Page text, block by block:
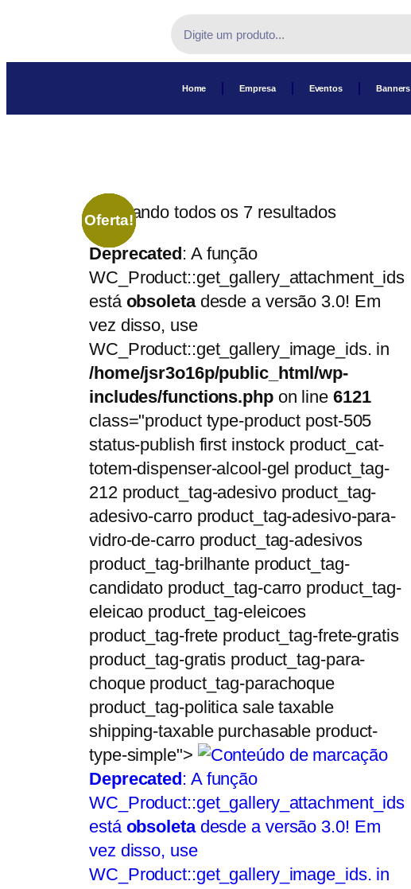
Home Empresa Eventos Banners
Mostrando todos os 7 resultados
Deprecated: A função
WC_Product::get_gallery_attachment_ids
está obsoletadesde a versão 3.0! Em
vez disso, use
WC_Product::get_gallery_image_ids. in
/home/jsr3o16p/public_html/wp-
includes/functions.phpon line 6121
class="product type-product post-505
status-publish first instock product_cat-
totem-dispenser-alcool-gel product_tag-
212 product_tag-adesivo product_tag-
adesivo-carro product_tag-adesivo-para-
vidro-de-carro product_tag-adesivos
product_tag-brilhante product_tag-
candidato product_tag-carro product_tag-
eleicao product_tag-eleicoes
product_tag-frete product_tag-frete-gratis
product_tag-gratis product_tag-para-
choque product_tag-parachoque
product_tag-politica sale taxable
shipping-taxable purchasable product-
type-simple">
Oferta!
Deprecated: A função
WC_Product::get_gallery_attachment_ids
está obsoletadesde a versão 3.0! Em
vez disso, use
WC_Product::get_gallery_image_ids. in
Oferta!
Oferta!
Oferta!
Oferta!
Oferta!
Oferta!